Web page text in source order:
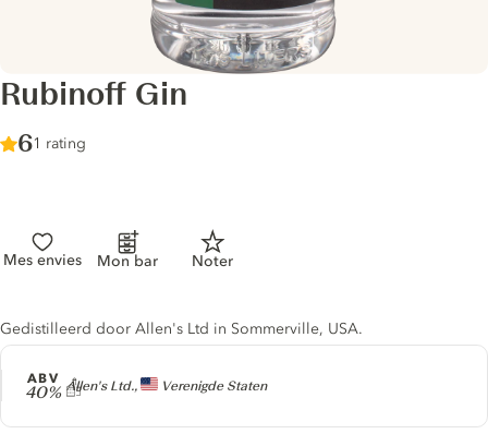
Rubinoff Gin
Score :
6/ 10
1 rating
Mes envies Mon bar Noter
Producer
Allen's Ltd., Verenigde Staten
ABV
40%
Gin description
Gedistilleerd door Allen's Ltd in Sommerville, USA.